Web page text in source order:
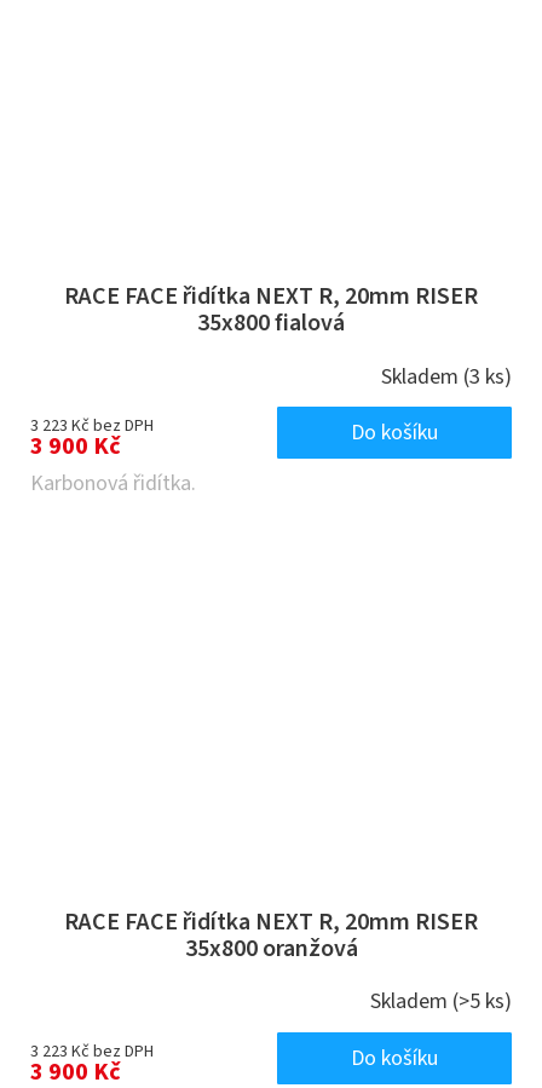
RACE FACE řidítka NEXT R, 20mm RISER
35x800 fialová
Skladem (3 ks)
3 223 Kč bez DPH
3 900 Kč
Do košíku
Karbonová řidítka.
RACE FACE řidítka NEXT R, 20mm RISER
35x800 oranžová
Skladem (>5 ks)
3 223 Kč bez DPH
3 900 Kč
Do košíku